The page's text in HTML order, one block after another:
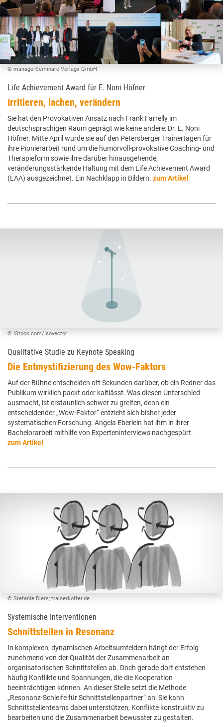
© managerSeminare Verlags GmbH
Life Achievement Award für E. Noni Höfner
Irritieren, lachen, verändern
Sie hat den Provokativen Ansatz nach Frank Farrelly im
deutschsprachigen Raum geprägt wie keine andere: Dr. E. Noni
Höfner. Mitte April wurde sie auf den Petersberger Trainertagen für
ihre Pionierarbeit rund um die humorvoll-provokative Coaching- und
Therapieform sowie ihre darüber hinausgehende,
veränderungsstärkende Haltung mit dem Life Achievement Award
(LAA) ausgezeichnet. Ein Nachklapp in Bildern. zum Artikel
© iStock.com/Isovector
Qualitative Studie zu Keynote Speaking
Die Entmystifizierung des Wow-Faktors
Auf der Bühne entscheiden oft Sekunden darüber, ob ein Redner das
Publikum wirklich packt oder kaltlässt. Was diesen Unterschied
ausmacht, ist erstaunlich schwer zu greifen, denn ein
entscheidender „Wow-Faktor“ entzieht sich bisher jeder
systematischen Forschung. Angela Eberlein hat ihm in ihrer
Bachelorarbeit mithilfe von Experteninterviews nachgespürt.
zum Artikel
© Stefanie Diers; trainerkoffer.de
Systemische Interventionen
Schnittstellen in Resonanz
In komplexen, dynamischen Arbeitsumfeldern hängt der Erfolg
zunehmend von der Qualität der Zusammenarbeit an
organisatorischen Schnittstellen ab. Doch gerade dort entstehen
häufig Konflikte und Spannungen, die die Kooperation
beeinträchtigen können. An dieser Stelle setzt die Methode
„Resonanz-Schleife für Schnittstellenpartner“ an: Sie kann
Schnittstellenteams dabei unterstützen, Konflikte konstruktiv zu
bearbeiten und die Zusammenarbeit bewusster zu gestalten.